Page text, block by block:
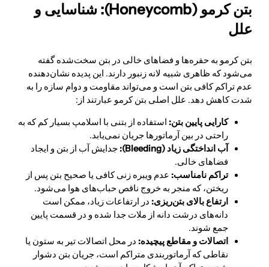
بتن کرمو (Honeycomb): شناسایی و
علل
بتن کرمو به حفره‌ها و فضاهای خالی در بتن سخت‌شده گفته
می‌شود که ظاهری شبیه لانه زنبور دارند. این پدیده نشان‌دهنده
عدم تراکم کافی بتن است و می‌تواند مقاومت و دوام سازه را به
شدت کاهش دهد. علل اصلی بتن کرمو عبارتند از:
کارایی پایین بتن: استفاده از بتنی با اسلامپ بسیار کم که به
راحتی در بین آرماتورها جریان نمی‌یابد.
آب انداختگی زیاد (Bleeding
): جدایش آب از بتن و ایجاد
فضاهای خالی.
تراکم نامناسب: عدم ویبره زنی کافی یا صحیح بتن پس از
ریختن، که منجر به خروج ناقص حباب‌های هوا می‌شود.
ارتفاع بالای بتن‌ریزی: در ارتفاعات زیاد، ممکن است
دانه‌های درشت دانه از ملات جدا شده و در قسمت پایین
جمع شوند.
اتصالات و مقاطع پیچیده: در محل اتصالات تیر به ستون یا
نقاطی که آرماتوربندی متراکم است، جریان بتن دشوار